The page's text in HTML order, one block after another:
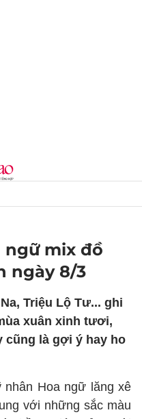
ngữ mix đồ
ngày 8/3
Triệu Lộ Tư... ghi
xuân xinh tươi,
là gợi ý hay ho
nhân Hoa ngữ lăng xê
với những sắc màu